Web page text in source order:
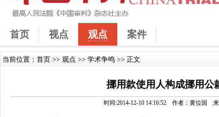
首页 视点 观点 案件
当前位置： 首页 >> 观点 >> 学术争鸣 >> 正文
挪用款使用人构成挪用公
时间:2014-12-10 14:16:52 作者：黄位国